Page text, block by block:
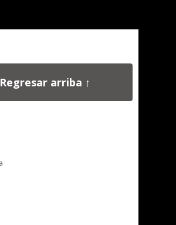
Regresar arriba ↑